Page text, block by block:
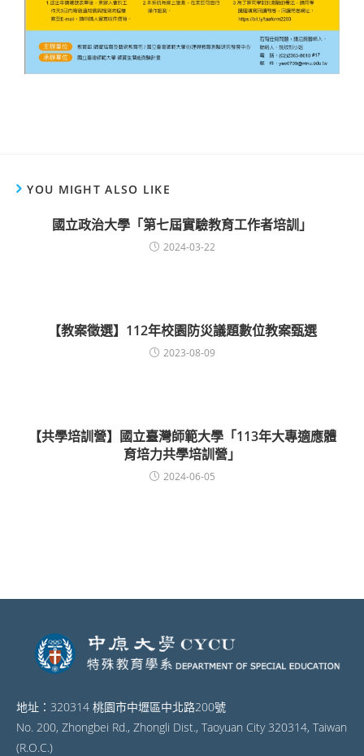
YOU MIGHT ALSO LIKE
國立政治大學「第七屆實驗教育工作者培訓」
2024-03-22
【教案徵選】112年校園防災議題數位教案甄選
2023-08-09
【共學培訓營】國立臺灣師範大學「113年大專適應體
育培力共學培訓營」
2024-06-05
地址：320314 桃園市中壢區中北路200號
No. 200, Zhongbei Rd., Zhongli Dist., Taoyuan City 320314, Taiwan
(R.O.C.)